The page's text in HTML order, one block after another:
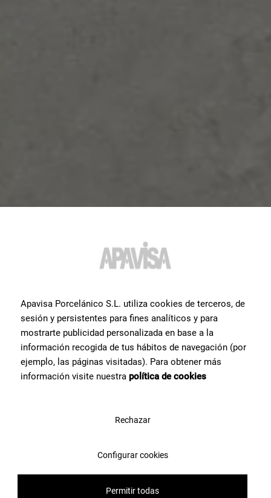
Apavisa Porcelánico S.L. utiliza cookies de terceros, de
sesión y persistentes para fines analíticos y para
mostrarte publicidad personalizada en base a la
información recogida de tus hábitos de navegación (por
ejemplo, las páginas visitadas). Para obtener más
información visite nuestra política de cookies
Rechazar
Configurar cookies
Permitir todas